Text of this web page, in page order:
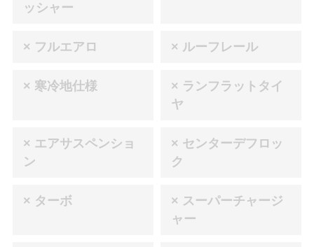
ッシャー
× フルエアロ × ルーフレール
× 寒冷地仕様
× ランフラットタイ
ヤ
× エアサスペンショ
ン
× センターデフロッ
ク
× ターボ
× スーパーチャージ
ャー